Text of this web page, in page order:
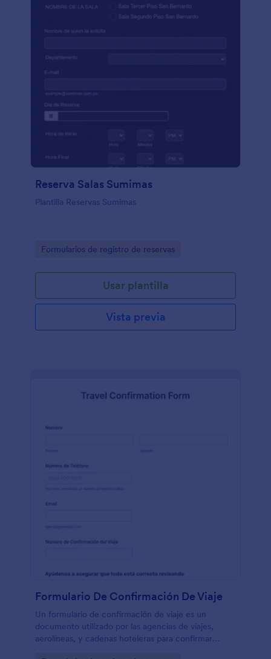
Reserva Salas Sumimas
Plantilla Reservas Sumimas
Go to Category:
Formularios de registro de reservas
Usar plantilla
Vista previa
Formulario De Confirmación De Viaje
Un formulario de confirmación de viaje es un
documento utilizado por las agencias de viajes,
aerolíneas, y cadenas hoteleras para confirmar